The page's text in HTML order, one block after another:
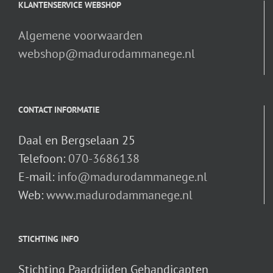
KLANTENSERVICE WEBSHOP
Algemene voorwaarden
webshop@madurodammanege.nl
CONTACT INFORMATIE
Daal en Bergselaan 25
Telefoon: 070-3686138
E-mail: info@madurodammanege.nl
Web:www.madurodammanege.nl
STICHTING INFO
Stichting Paardrijden Gehandicapten